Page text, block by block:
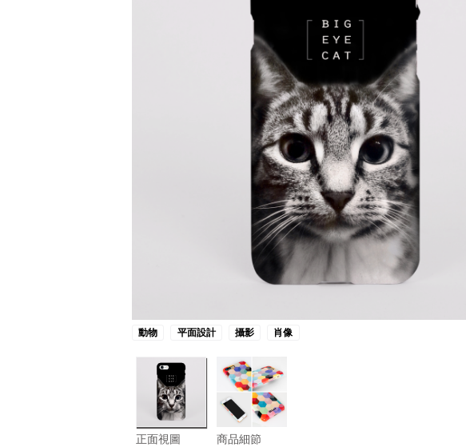
動物 平面設計 攝影 肖像
正面視圖 商品細節